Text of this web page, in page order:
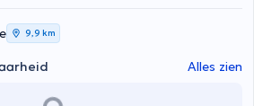
9,9 km
Alles zien